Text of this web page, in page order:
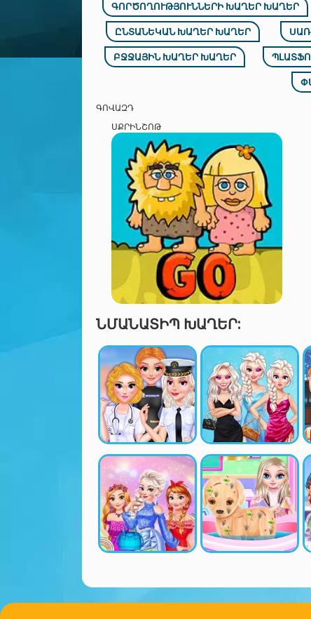
ԳՈՐԾՈՂՈՒԹՅՈՒՆՆԵՐԻ ԽԱՂԵՐ ԽԱՂԵՐ
ԸՆՏԱՆԵԿԱՆ ԽԱՂԵՐ ԽԱՂԵՐ
ԲՋՋԱՅԻՆ ԽԱՂԵՐ ԽԱՂԵՐ
ԳՈՎԱԶԴ
ՍՔՐԻՆՇՈԹ
ՆՄԱՆԱՏԻՊ ԽԱՂԵՐ: